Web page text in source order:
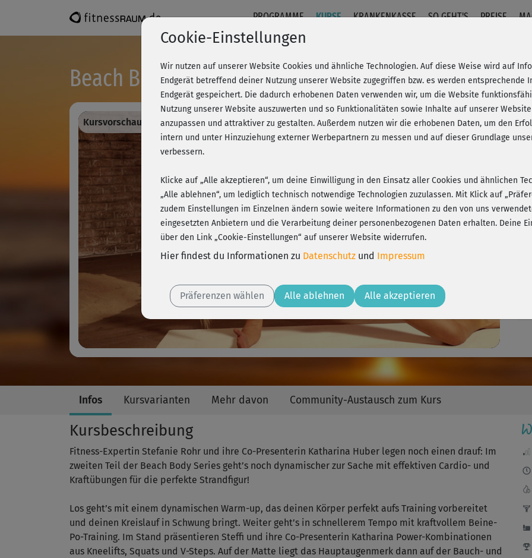
PROGRAMME KURSE KRANKENKASSE SO GEHT'S PREISE
Beach Body Series 2 - komplett
Play
Video
Kursvorschau - Anmelden und alles trainieren! 20% Rabatt + Wunsch-Goodie
M
Infos Kursvarianten Mehr davon Community-Austausch zum Kurs
Kursbeschreibung
Fitness-Expertin Stefanie Rohr und ihre Co-Presenterin Katharina Huber legen noch einen drauf: Im
zweiten Teil der Beach Body Series geht’s noch dynamischer zur Sache mit effektiven Cardio- und
Kraftübungen für die perfekte Strandfigur!
Los geht’s mit einem dynamischen Warm-up, das deinen Körper perfekt aufs Training vorbereitet
und deinen Kreislauf in Schwung bringt. Weiter geht’s in schnellerem Tempo mit kraftvollem Beine-
Po-Training. Im Stand präsentieren Steffi und ihre Co-Presenterin Katharina Power-Kombinationen
aus Kneelifts, Squats und V-Steps. Auf der Matte liegt das Hauptaugenmerk dann auf der Bauch- und
Cookie-Einstellungen
Wir nutzen auf unserer Website Cookies und ähnliche Technologien. Auf diese Weise wird auf
Endgerät betreffend deiner Nutzung unserer Website zugegriffen bzw. es werden entsprechende
Endgerät gespeichert. Die dadurch erhobenen Daten verwenden wir, um die Website
Nutzung unserer Website auszuwerten und so Funktionalitäten sowie Inhalte auf unserer
anzupassen und attraktiver zu gestalten. Außerdem nutzen wir die erhobenen Daten, um den
intern und unter Hinzuziehung externer Werbepartnern zu messen und auf dieser Grundlage
verbessern.
Klicke auf „Alle akzeptieren“, um deine Einwilligung in den Einsatz aller Cookies und ähnlichen
„Alle ablehnen“, um lediglich technisch notwendige Technologien zuzulassen. Mit Klick auf
zudem Einstellungen im Einzelnen ändern sowie weitere Informationen zu den von uns
eingesetzten Anbietern und die Verarbeitung deiner personenbezogenen Daten erhalten. Deine
über den Link „Cookie-Einstellungen“ auf unserer Website widerrufen.
Hier findest du Informationen zu Datenschutz und Impressum
Präferenzen wählen Alle ablehnen Alle akzeptieren